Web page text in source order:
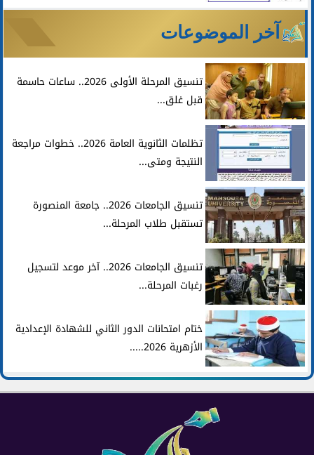
آخر الموضوعات
تنسيق المرحلة الأولى 2026.. ساعات حاسمة
قبل غلق...
تظلمات الثانوية العامة 2026.. خطوات مراجعة
النتيجة ومتى...
تنسيق الجامعات 2026.. جامعة المنصورة
تستقبل طلاب المرحلة...
تنسيق الجامعات 2026.. آخر موعد لتسجيل
رغبات المرحلة...
ختام امتحانات الدور الثاني للشهادة الإعدادية
الأزهرية 2026.....